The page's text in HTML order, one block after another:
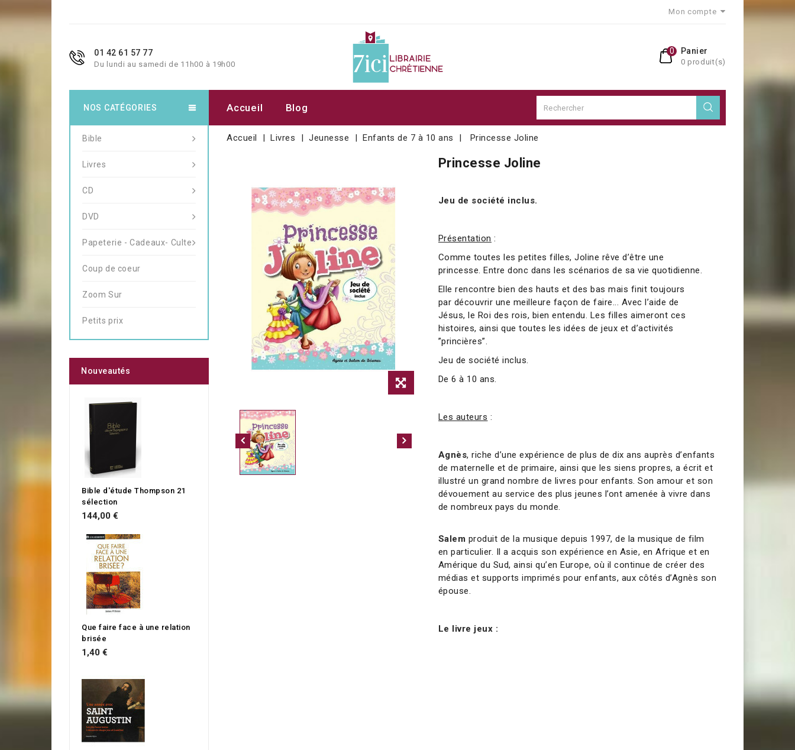
Mon compte
01 42 61 57 77
Du lundi au samedi de 11h00 à 19h00
Panier
0 produit(s)
0
Accueil Blog
Accueil Livres Jeunesse Enfants de 7 à 10 ans Princesse Joline
Princesse Joline
Jeu de société inclus.
Présentation :
Comme toutes les petites filles, Joline rêve d’être une
princesse. Entre donc dans les scénarios de sa vie quotidienne.
Elle rencontre bien des hauts et des bas mais finit toujours
par découvrir une meilleure façon de faire... Avec l’aide de
Jésus, le Roi des rois, bien entendu. Les filles aimeront ces
histoires, ainsi que toutes les idées de jeux et d’activités
”princières”.
Jeu de société inclus.
De 6 à 10 ans.
Les auteurs :
Agnès, riche d’une expérience de plus de dix ans auprès d’enfants
de maternelle et de primaire, ainsi que les siens propres, a écrit et
illustré un grand nombre de livres pour enfants. Son amour et son
dévouement au service des plus jeunes l’ont amenée à vivre dans
de nombreux pays du monde.
Salem produit de la musique depuis 1997, de la musique de film
en particulier. Il a acquis son expérience en Asie, en Afrique et en
Amérique du Sud, ainsi qu’en Europe, où il continue de créer des
médias et supports imprimés pour enfants, aux côtés d’Agnès son
épouse.
Le livre jeux :
NOS CATÉGORIES
Bible
Livres
CD
DVD
Papeterie - Cadeaux- Culte
Coup de coeur
Zoom Sur
Petits prix
Nouveautés
Bible d'étude Thompson 21
sélection
144,00 €
Que faire face à une relation
brisée
1,40 €